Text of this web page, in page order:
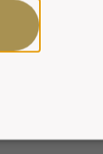
com a